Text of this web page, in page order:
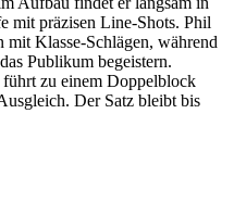
mit präzisen Line-Shots. Phil
Klasse-Schlägen, während
Publikum begeistern.
zu einem Doppelblock
Der Satz bleibt bis